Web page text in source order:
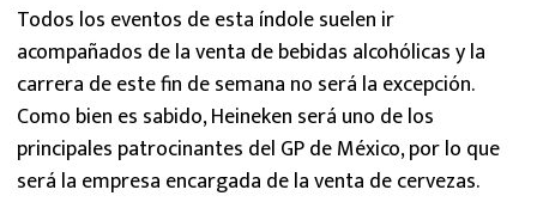
Todos los eventos de esta índole suelen ir
acompañados de la venta de bebidas alcohólicas y la
carrera de este fin de semana no será la excepción.
Como bien es sabido, Heineken será uno de los
principales patrocinantes del GP de México, por lo que
será la empresa encargada de la venta de cervezas.